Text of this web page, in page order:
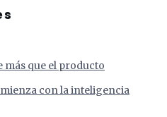
más que el producto
con la inteligencia